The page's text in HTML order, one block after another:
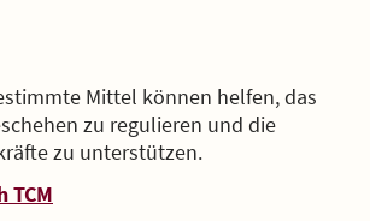
Mittel können helfen, das
zu regulieren und die
zu unterstützen.
TCM